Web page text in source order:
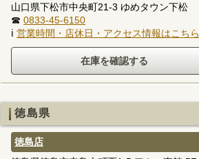
山口県下松市中央町21-3 ゆめタウン下松
☎ 0833-45-6150
ℹ 営業時間・店休日・アクセス情報はこちら
徳島県
徳島店